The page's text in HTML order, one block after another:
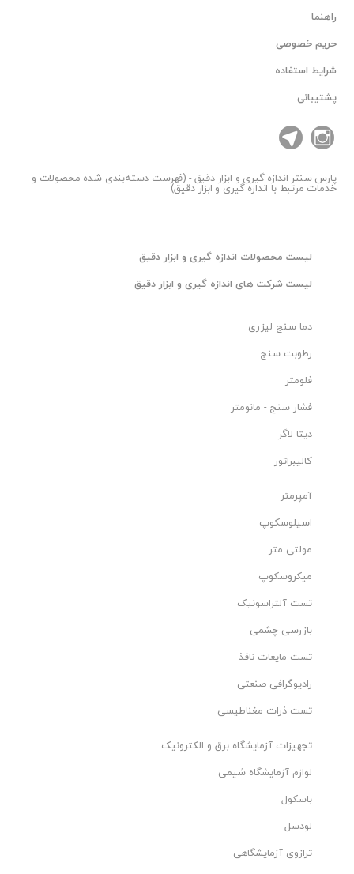
راهنما
حریم خصوصی
شرایط استفاده
پشتیبانی
پارس سنتر اندازه گیری و ابزار دقیق - (فهرست دسته‌بندی شده محصولات و
خدمات مرتبط با اندازه گیری و ابزار دقیق)
ليست محصولات اندازه گیری و ابزار دقیق
ليست شرکت های اندازه گیری و ابزار دقیق
دما سنج لیزری
رطوبت سنج
فلومتر
فشار سنج - مانومتر
دیتا لاگر
کالیبراتور
آمپرمتر
اسیلوسکوپ
مولتی متر
میکروسکوپ
تست آلتراسونیک
بازرسی چشمی
تست مایعات نافذ
رادیوگرافی صنعتی
تست ذرات مغناطیسی
تجهیزات آزمایشگاه برق و الکترونیک
لوازم آزمایشگاه شیمی
باسکول
لودسل
ترازوی آزمایشگاهی